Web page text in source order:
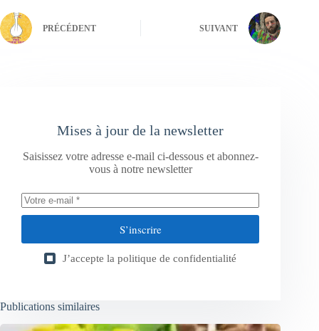
PRÉCÉDENT SUIVANT
Mises à jour de la newsletter
Saisissez votre adresse e-mail ci-dessous et abonnez-
vous à notre newsletter
S’inscrire
J’accepte la politique de confidentialité
Publications similaires